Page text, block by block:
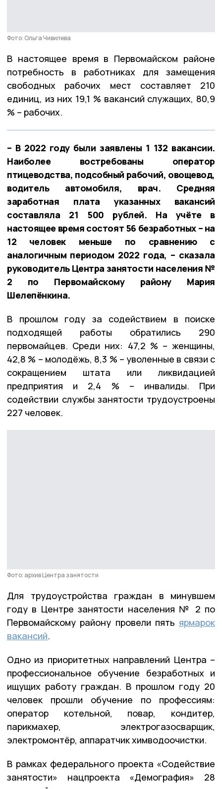
Фото: Ольга Чивилева
В настоящее время в Первомайском районе
потребность в работниках для замещения
свободных рабочих мест составляет 210
единиц, из них 19,1 % вакансий служащих, 80,9
% – рабочих.
– В 2022 году были заявлены 1 132 вакансии.
Наиболее востребованы оператор
птицеводства, подсобный рабочий, овощевод,
водитель автомобиля, врач. Средняя
заработная плата указанных вакансий
составляла 21 500 рублей. На учёте в
настоящее время состоят 56 безработных – на
12 человек меньше по сравнению с
аналогичным периодом 2022 года, – сказала
руководитель Центра занятости населения №
2 по Первомайскому району Мария
Шелепёнкина.
В прошлом году за содействием в поиске
подходящей работы обратились 290
первомайцев. Среди них: 47,2 % – женщины,
42,8 % – молодёжь, 8,3 % – уволенные в связи с
сокращением штата или ликвидацией
предприятия и 2,4 % – инвалиды. При
содействии службы занятости трудоустроены
227 человек.
Фото: архив Центра занятости
Для трудоустройства граждан в минувшем
году в Центре занятости населения № 2 по
Первомайскому району провели пять ярмарок
вакансий.
Одно из приоритетных направлений Центра –
профессиональное обучение безработных и
ищущих работу граждан. В прошлом году 20
человек прошли обучение по профессиям:
оператор котельной, повар, кондитер,
парикмахер, электрогазосварщик,
электромонтёр, аппаратчик химводоочистки.
В рамках федерального проекта «Содействие
занятости» нацпроекта «Демография» 28